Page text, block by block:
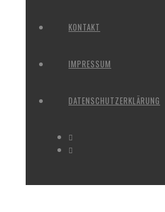
KONTAKT
IMPRESSUM
DATENSCHUTZERKLÄRUNG